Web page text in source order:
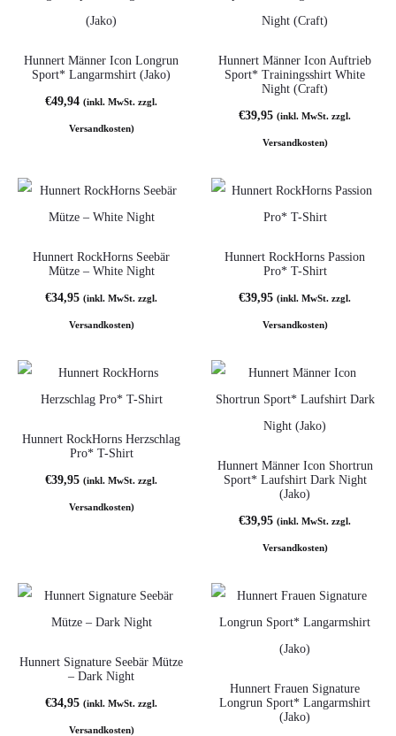
Hunnert Männer Icon Longrun
Sport* Langarmshirt (Jako)
€49,94 (inkl. MwSt. zzgl.
Versandkosten)
Hunnert Männer Icon Auftrieb
Sport* Trainingsshirt White
Night (Craft)
€39,95 (inkl. MwSt. zzgl.
Versandkosten)
Hunnert RockHorns Seebär
Mütze – White Night
€34,95 (inkl. MwSt. zzgl.
Versandkosten)
Hunnert RockHorns Passion
Pro* T-Shirt
€39,95 (inkl. MwSt. zzgl.
Versandkosten)
Hunnert RockHorns Herzschlag
Pro* T-Shirt
€39,95 (inkl. MwSt. zzgl.
Versandkosten)
Hunnert Männer Icon Shortrun
Sport* Laufshirt Dark Night
(Jako)
€39,95 (inkl. MwSt. zzgl.
Versandkosten)
Hunnert Signature Seebär Mütze
– Dark Night
€34,95 (inkl. MwSt. zzgl.
Versandkosten)
Hunnert Frauen Signature
Longrun Sport* Langarmshirt
(Jako)